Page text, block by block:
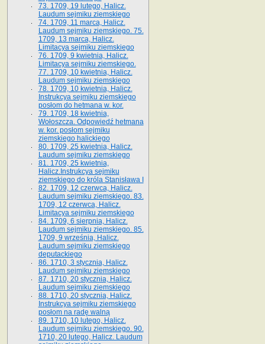
73. 1709, 19 lutego, Halicz.
Laudum sejmiku ziemskiego
74. 1709, 11 marca, Halicz.
Laudum sejmiku ziemskiego. 75.
1709, 13 marca, Halicz.
Limitacya sejmiku ziemskiego
76. 1709, 9 kwietnia, Halicz.
Limitacya sejmiku ziemskiego.
77. 1709, 10 kwietnia, Halicz.
Laudum sejmiku ziemskiego
78. 1709, 10 kwietnia, Halicz.
Instrukcya sejmiku ziemskiego
posłom do hetmana w. kor.
79. 1709, 18 kwietnia,
Wołoszcza. Odpowiedź hetmana
w. kor. posłom sejmiku
ziemskiego halickiego
80. 1709, 25 kwietnia, Halicz.
Laudum sejmiku ziemskiego
81. 1709, 25 kwietnia,
Halicz.Instrukcya sejmiku
ziemskiego do króla Stanisława I
82. 1709, 12 czerwca, Halicz.
Laudum sejmiku ziemskiego. 83.
1709, 12 czerwca, Halicz.
Limitacya sejmiku ziemskiego
84. 1709, 6 sierpnia, Halicz.
Laudum sejmiku ziemskiego. 85.
1709, 9 września, Halicz.
Laudum sejmiku ziemskiego
deputackiego
86. 1710, 3 stycznia, Halicz.
Laudum sejmiku ziemskiego
87. 1710, 20 stycznia, Halicz.
Laudum sejmiku ziemskiego
88. 1710, 20 stycznia, Halicz.
Instrukcya sejmiku ziemskiego
posłom na radę walną
89. 1710, 10 lutego, Halicz.
Laudum sejmiku ziemskiego. 90.
1710, 20 lutego, Halicz. Laudum